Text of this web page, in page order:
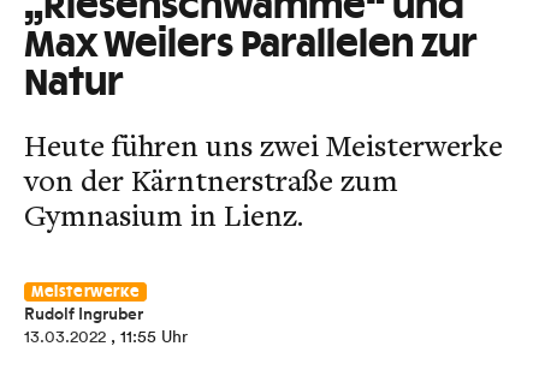
„Riesenschwämme“ und
Max Weilers Parallelen zur
Natur
Heute führen uns zwei Meisterwerke
von der Kärntnerstraße zum
Gymnasium in Lienz.
Meisterwerke
Rudolf Ingruber
13.03.2022 , 11:55 Uhr